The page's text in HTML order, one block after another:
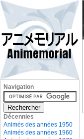
Navigation
Décennies
Animés des années 1950
Animés des années 1960